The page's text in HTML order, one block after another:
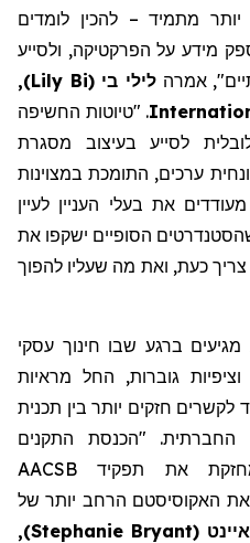
מתמיד– להכין לומדים
מידע על הפרקטיקה, ולסייע
"
, אמרהלילי בי (
Lily Bi
)
,
. "טיוטות החשיפה
לסייע בעיצוב מסגרת
ערכים, התומכת במצוינות
את בעלי העניין לעיין
הסופיים ישקפו את
צריך כעת, ואת מה שעליו להפוך
התקנים המוצעים של AACSB מגיעים ברגע שבו חינוך עסקי
גוברות, החל מראיות
לקשרים חזקים יותר בין תכנית
החברתית. "הכנסת התקנים
הגלובליים לחינוך עסקי מחזקת את תפקיד AACSB
את האקוסיסטם הרחב יותר של
(
Stephanie Bryant
)
,